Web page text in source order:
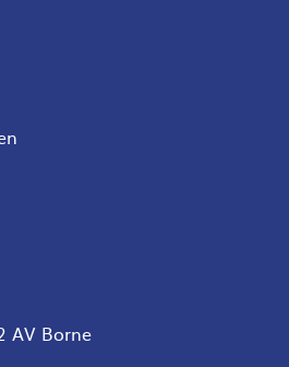
AV Borne